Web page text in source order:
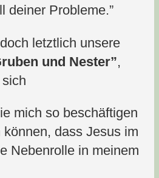
deiner Probleme.”
letztlich unsere
und Nester”,
mich so beschäftigen
dass Jesus im
Nebenrolle in meinem